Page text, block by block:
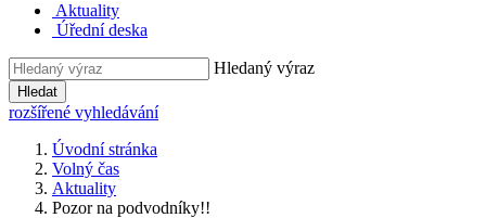
Aktuality
Úřední deska
Hledaný výraz
Hledat
rozšířené vyhledávání
Úvodní stránka
Volný čas
Aktuality
Pozor na podvodníky!!